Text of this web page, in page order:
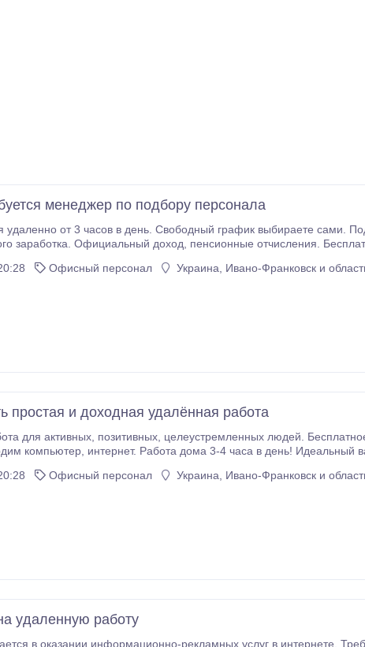
менеджер по подбору персонала
удаленно от 3 часов в день. Свободный график выбираете сами.
доход, пенсионные отчисления. Бесплатное онлайн обучение за счет компании.
компании.
Офисный персонал Украина, Ивано-Франковск и
простая и доходная удалённая работа
людей. Бесплатное обучение(удаленно) за счет компании. Для
в день! Идеальный вариант для безработных, студентов,
Офисный персонал Украина, Ивано-Франковск и
yдaлeннyю paбoтy
владение ПК на уровне